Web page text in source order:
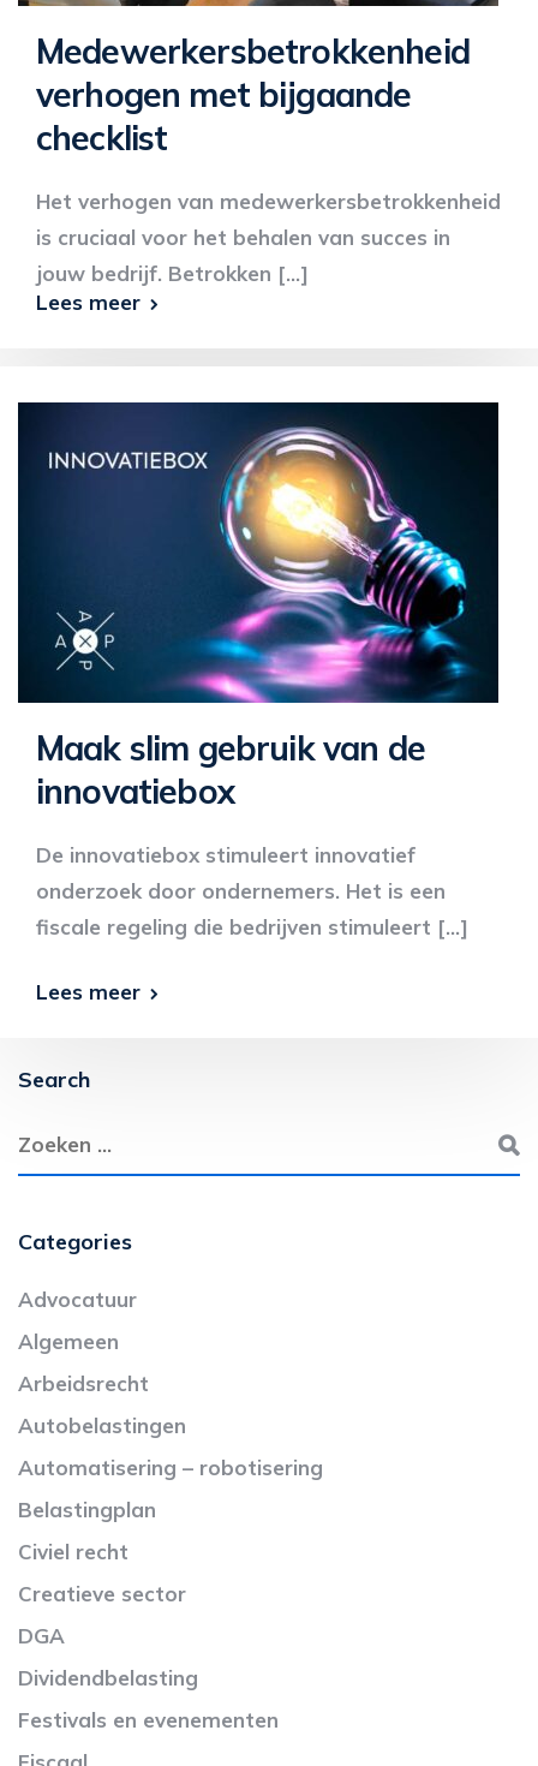
Medewerkersbetrokkenheid
verhogen met bijgaande
checklist
Het verhogen van medewerkersbetrokkenheid
is cruciaal voor het behalen van succes in
jouw bedrijf. Betrokken [...]
Lees meer
Maak slim gebruik van de
innovatiebox
De innovatiebox stimuleert innovatief
onderzoek door ondernemers. Het is een
fiscale regeling die bedrijven stimuleert […]
Lees meer
Search
Categories
Advocatuur
Algemeen
Arbeidsrecht
Autobelastingen
Automatisering – robotisering
Belastingplan
Civiel recht
Creatieve sector
DGA
Dividendbelasting
Festivals en evenementen